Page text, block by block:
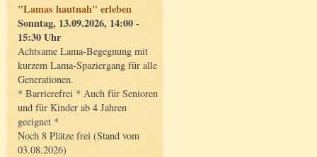
"Lamas hautnah" erleben
Sonntag, 13.09.2026, 14:00 -
15:30 Uhr
Achtsame Lama-Begegnung mit
kurzem Lama-Spaziergang für alle
Generationen.
* Barrierefrei * Auch für Senioren
und für Kinder ab 4 Jahren
geeignet *
Noch 8 Plätze frei (Stand vom
03.08.2026)